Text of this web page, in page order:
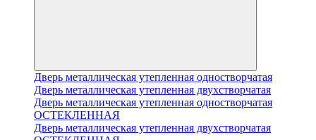
Дверь металлическая утепленная одностворчатая
Дверь металлическая утепленная двухстворчатая
Дверь металлическая утепленная одностворчатая
ОСТЕКЛЕННАЯ
Дверь металлическая утепленная двухстворчатая